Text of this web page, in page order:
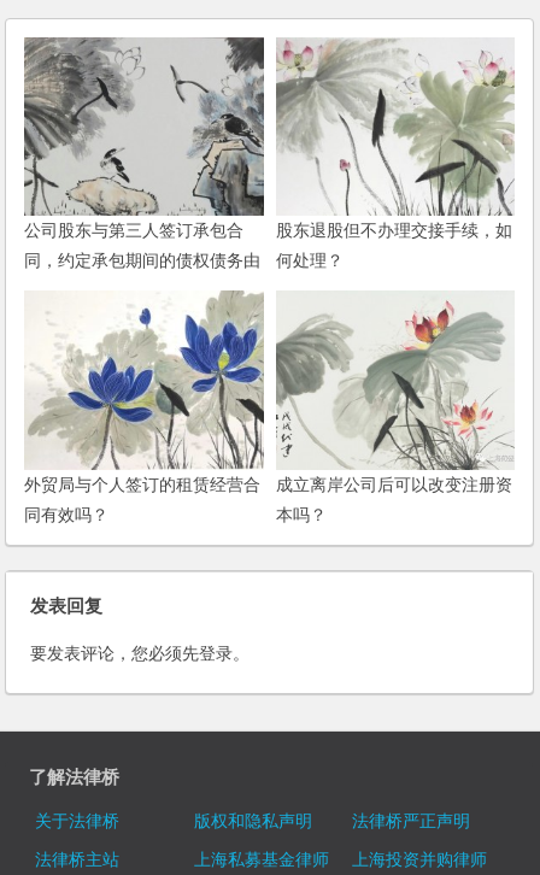
公司股东与第三人签订承包合
同，约定承包期间的债权债务由
第三人承担，这样约定是否可
以？
股东退股但不办理交接手续，如
何处理？
外贸局与个人签订的租赁经营合
同有效吗？
成立离岸公司后可以改变注册资
本吗？
发表回复
要发表评论，您必须先登录。
了解法律桥
关于法律桥 版权和隐私声明
法律桥严正声明
法律桥主站
上海私募基金律师
上海投资并购律师